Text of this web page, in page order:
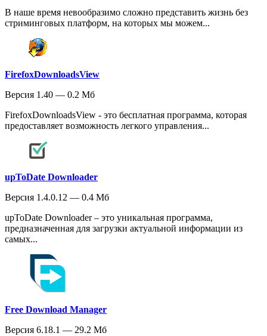
В наше время невообразимо сложно представить жизнь без
стриминговых платформ, на которых мы можем...
FirefoxDownloadsView
Версия 1.40 — 0.2 Мб
FirefoxDownloadsView - это бесплатная программа, которая
предоставляет возможность легкого управления...
upToDate Downloader
Версия 1.4.0.12 — 0.4 Мб
upToDate Downloader – это уникальная программа,
предназначенная для загрузки актуальной информации из
самых...
Free Download Manager
Версия 6.18.1 — 29.2 Мб